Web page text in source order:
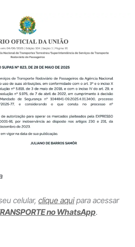
celular, clique aquipara acessar
no WhatsApp.